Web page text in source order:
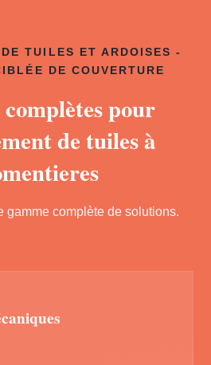
TUILES ET ARDOISES -
DE COUVERTURE
pour
de tuiles à
gamme complète de solutions.